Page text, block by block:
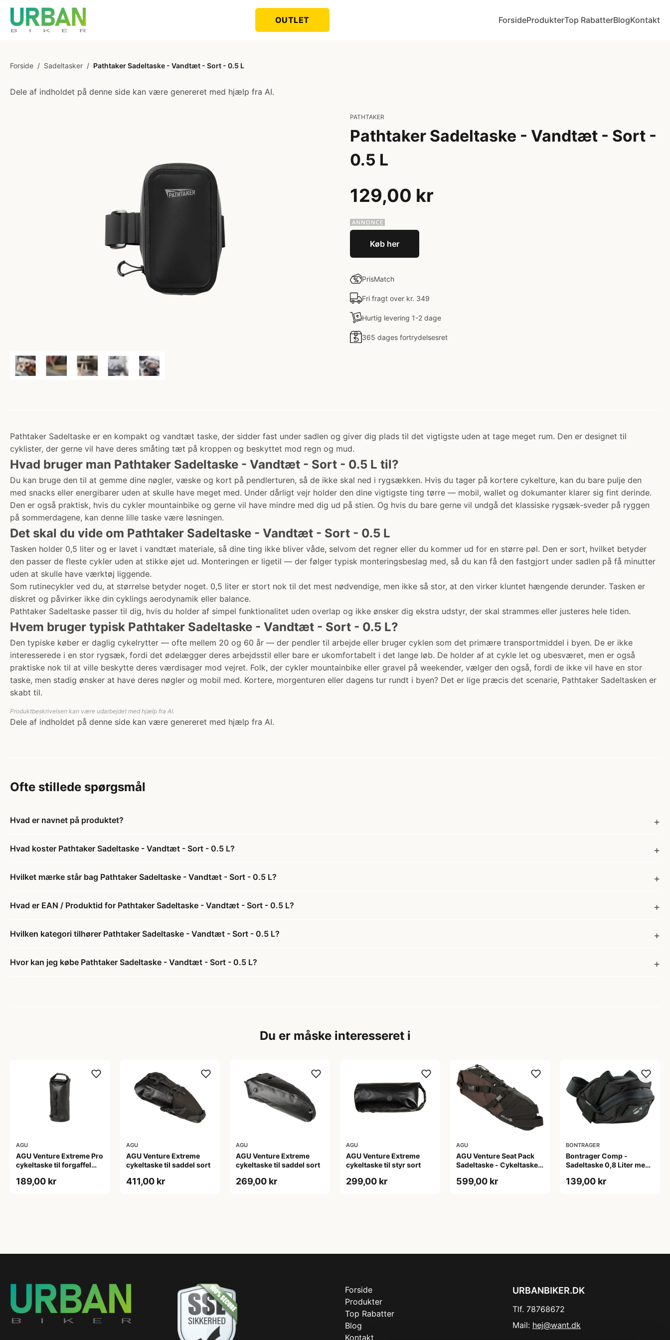
OUTLET ForsideProdukterTop RabatterBlogKontakt
Forside / Sadeltasker / Pathtaker Sadeltaske - Vandtæt - Sort - 0.5 L
Dele af indholdet på denne side kan være genereret med hjælp fra AI.
PATHTAKER
Pathtaker Sadeltaske - Vandtæt - Sort -
0.5 L
129,00 kr
Køb her
PrisMatch
Fri fragt over kr. 349
Hurtig levering 1-2 dage
365 dages fortrydelsesret
Pathtaker Sadeltaske er en kompakt og vandtæt taske, der sidder fast under sadlen og giver dig plads til det vigtigste uden at tage meget rum. Den er designet til
cyklister, der gerne vil have deres småting tæt på kroppen og beskyttet mod regn og mud.
Hvad bruger man Pathtaker Sadeltaske - Vandtæt - Sort - 0.5 L til?
Du kan bruge den til at gemme dine nøgler, væske og kort på pendlerturen, så de ikke skal ned i rygsækken. Hvis du tager på kortere cykelture, kan du bare pulje den
med snacks eller energibarer uden at skulle have meget med. Under dårligt vejr holder den dine vigtigste ting tørre — mobil, wallet og dokumanter klarer sig fint derinde.
Den er også praktisk, hvis du cykler mountainbike og gerne vil have mindre med dig ud på stien. Og hvis du bare gerne vil undgå det klassiske rygsæk-sveder på ryggen
på sommerdagene, kan denne lille taske være løsningen.
Det skal du vide om Pathtaker Sadeltaske - Vandtæt - Sort - 0.5 L
Tasken holder 0,5 liter og er lavet i vandtæt materiale, så dine ting ikke bliver våde, selvom det regner eller du kommer ud for en større pøl. Den er sort, hvilket betyder
den passer de fleste cykler uden at stikke øjet ud. Monteringen er ligetil — der følger typisk monteringsbeslag med, så du kan få den fastgjort under sadlen på få minutter
uden at skulle have værktøj liggende.
Som rutinecykler ved du, at størrelse betyder noget. 0,5 liter er stort nok til det mest nødvendige, men ikke så stor, at den virker kluntet hængende derunder. Tasken er
diskret og påvirker ikke din cyklings aerodynamik eller balance.
Pathtaker Sadeltaske passer til dig, hvis du holder af simpel funktionalitet uden overlap og ikke ønsker dig ekstra udstyr, der skal strammes eller justeres hele tiden.
Hvem bruger typisk Pathtaker Sadeltaske - Vandtæt - Sort - 0.5 L?
Den typiske køber er daglig cykelrytter — ofte mellem 20 og 60 år — der pendler til arbejde eller bruger cyklen som det primære transportmiddel i byen. De er ikke
interesserede i en stor rygsæk, fordi det ødelægger deres arbejdsstil eller bare er ukomfortabelt i det lange løb. De holder af at cykle let og ubesværet, men er også
praktiske nok til at ville beskytte deres værdisager mod vejret. Folk, der cykler mountainbike eller gravel på weekender, vælger den også, fordi de ikke vil have en stor
taske, men stadig ønsker at have deres nøgler og mobil med. Kortere, morgenturen eller dagens tur rundt i byen? Det er lige præcis det scenarie, Pathtaker Sadeltasken er
skabt til.
Produktbeskrivelsen kan være udarbejdet med hjælp fra AI.
Dele af indholdet på denne side kan være genereret med hjælp fra AI.
Ofte stillede spørgsmål
Hvad er navnet på produktet?
Hvad koster Pathtaker Sadeltaske - Vandtæt - Sort - 0.5 L?
Hvilket mærke står bag Pathtaker Sadeltaske - Vandtæt - Sort - 0.5 L?
Hvad er EAN / Produktid for Pathtaker Sadeltaske - Vandtæt - Sort - 0.5 L?
Hvilken kategori tilhører Pathtaker Sadeltaske - Vandtæt - Sort - 0.5 L?
Hvor kan jeg købe Pathtaker Sadeltaske - Vandtæt - Sort - 0.5 L?
Du er måske interesseret i
AGU
AGU Venture Extreme Pro
cykeltaske til forgaffel
189,00 kr
AGU
AGU Venture Extreme
cykeltaske til saddel sort
411,00 kr
AGU
AGU Venture Extreme
cykeltaske til saddel sort
269,00 kr
AGU
AGU Venture Extreme
cykeltaske til styr sort
299,00 kr
AGU
AGU Venture Seat Pack
Sadeltaske - Cykeltaske -
599,00 kr
BONTRAGER
Bontrager Comp -
Sadeltaske 0,8 Liter med
139,00 kr
Forside
Produkter
Top Rabatter
Blog
Kontakt
URBANBIKER.DK
Tlf. 78768672
Mail: hej@want.dk